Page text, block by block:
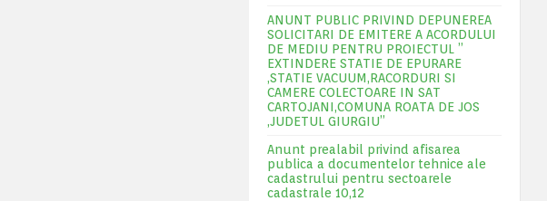
ANUNT PUBLIC PRIVIND DEPUNEREA
SOLICITARI DE EMITERE A ACORDULUI
DE MEDIU PENTRU PROIECTUL ”
EXTINDERE STATIE DE EPURARE
,STATIE VACUUM,RACORDURI SI
CAMERE COLECTOARE IN SAT
CARTOJANI,COMUNA ROATA DE JOS
,JUDETUL GIURGIU”
Anunt prealabil privind afisarea
publica a documentelor tehnice ale
cadastrului pentru sectoarele
cadastrale 10,12